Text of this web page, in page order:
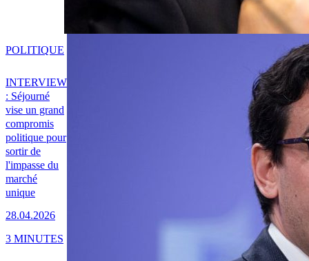
INTERVIEW
: Séjourné
vise un grand
compromis
politique pour
sortir de
l'impasse du
marché
unique
28.04.2026
POLITIQUE
3 MINUTES